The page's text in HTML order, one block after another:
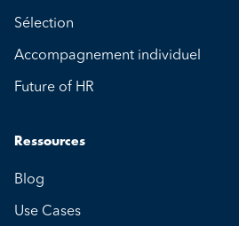
Sélection
Accompagnement individuel
Future of HR
Ressources
Blog
Use Cases